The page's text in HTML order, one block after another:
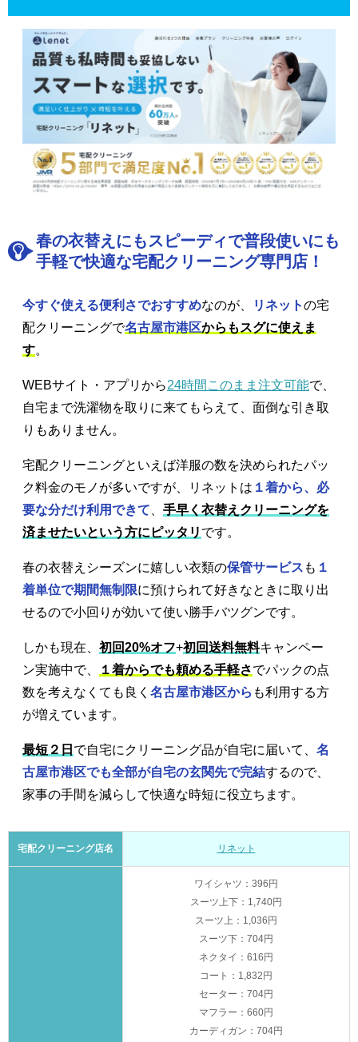
春の衣替えにもスピーディで普段使いにも
手軽で快適な宅配クリーニング専門店！
今すぐ使える便利さでおすすめなのが、 リネットの宅
配クリーニングで名古屋市港区からもスグに使えま
す。
WEBサイト・アプリから24時間このまま注文可能で、
自宅まで洗濯物を取りに来てもらえて、面倒な引き取
りもありません。
宅配クリーニングといえば洋服の数を決められたパッ
ク料金のモノが多いですが、リネットは １着から、必
要な分だけ利用できて
手早く衣替えクリーニングを
済ませたいという方にピッタリ です。
春の衣替えシーズンに嬉しい衣類の保管サービス も １
着単位で期間無制限に預けられて好きなときに取り出
せるので小回りが効いて使い勝手バツグンです。
しかも現在、 初回20%オフ+初回送料無料キャンペー
ン実施中で、
１着からでも頼める手軽さでパックの点
数を考えなくても良く 名古屋市港区から も利用する方
が増えています。
最短２日 で自宅にクリーニング品が自宅に届いて、 名
古屋市港区でも全部が自宅の玄関先で完結するので、
家事の手間を減らして快適な時短に役立ちます。
宅配クリーニング店名 リネット
ワイシャツ：396円
スーツ上下：1,740円
スーツ上：1,036円
スーツ下：704円
ネクタイ：616円
コート：1,832円
セーター：704円
マフラー：660円
カーディガン：704円